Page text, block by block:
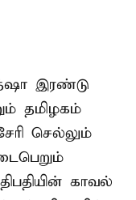
இரண்டு
தமிழகம்
செல்லும்
காவல்